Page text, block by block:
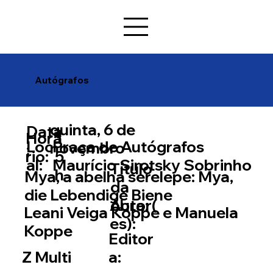
quinta, 6 de
novembro
1
5
h
Loc
al:
Data
:
Horá
rio:
Praça de Autógrafos
Maurício Sirotsky Sobrinho
Título
da
obra:
Mya, a abelha serelepe: Mya,
die Lebendige Biene
Autor(
es):
Leani Veiga Koppe e Manuela
Koppe
Z Multi
Editor
a:
Autógrafos